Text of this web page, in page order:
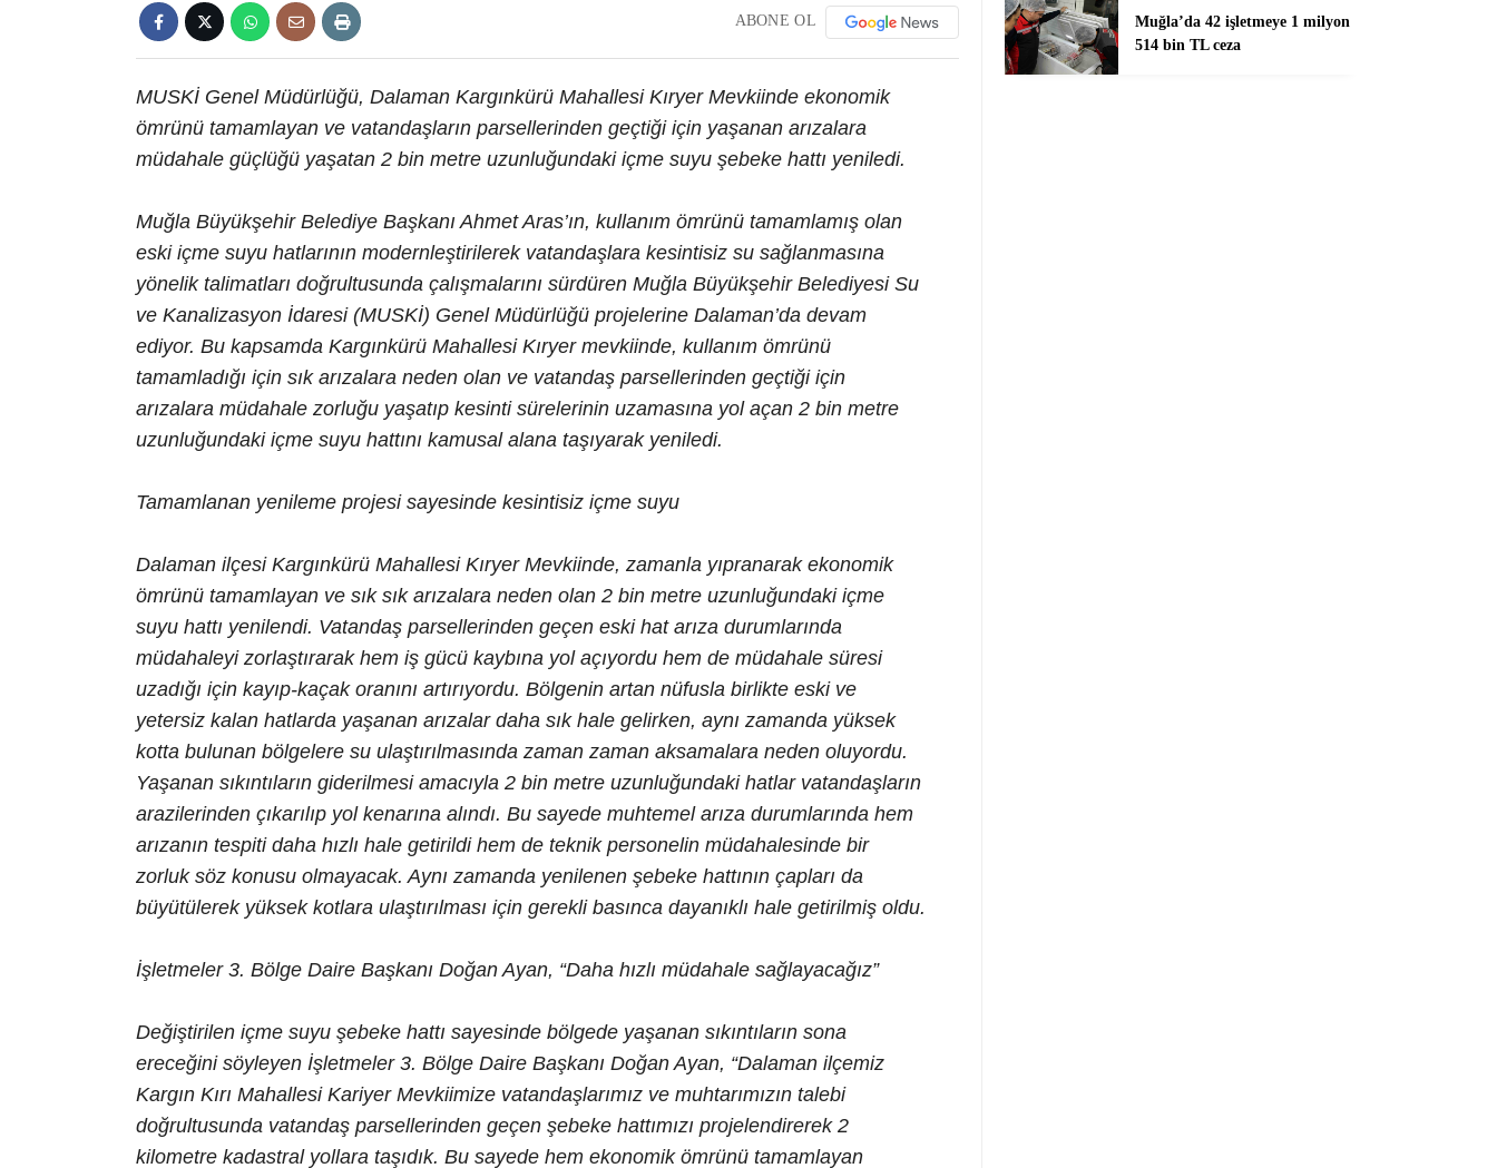
ABONE OL
MUSKİ Genel Müdürlüğü, Dalaman Kargınkürü Mahallesi Kıryer Mevkiinde ekonomik
ömrünü tamamlayan ve vatandaşların parsellerinden geçtiği için yaşanan arızalara
müdahale güçlüğü yaşatan 2 bin metre uzunluğundaki içme suyu şebeke hattı yeniledi.
Muğla Büyükşehir Belediye Başkanı Ahmet Aras’ın, kullanım ömrünü tamamlamış olan
eski içme suyu hatlarının modernleştirilerek vatandaşlara kesintisiz su sağlanmasına
yönelik talimatları doğrultusunda çalışmalarını sürdüren Muğla Büyükşehir Belediyesi Su
ve Kanalizasyon İdaresi (MUSKİ) Genel Müdürlüğü projelerine Dalaman’da devam
ediyor. Bu kapsamda Kargınkürü Mahallesi Kıryer mevkiinde, kullanım ömrünü
tamamladığı için sık arızalara neden olan ve vatandaş parsellerinden geçtiği için
arızalara müdahale zorluğu yaşatıp kesinti sürelerinin uzamasına yol açan 2 bin metre
uzunluğundaki içme suyu hattını kamusal alana taşıyarak yeniledi.
Tamamlanan yenileme projesi sayesinde kesintisiz içme suyu
Dalaman ilçesi Kargınkürü Mahallesi Kıryer Mevkiinde, zamanla yıpranarak ekonomik
ömrünü tamamlayan ve sık sık arızalara neden olan 2 bin metre uzunluğundaki içme
suyu hattı yenilendi. Vatandaş parsellerinden geçen eski hat arıza durumlarında
müdahaleyi zorlaştırarak hem iş gücü kaybına yol açıyordu hem de müdahale süresi
uzadığı için kayıp-kaçak oranını artırıyordu. Bölgenin artan nüfusla birlikte eski ve
yetersiz kalan hatlarda yaşanan arızalar daha sık hale gelirken, aynı zamanda yüksek
kotta bulunan bölgelere su ulaştırılmasında zaman zaman aksamalara neden oluyordu.
Yaşanan sıkıntıların giderilmesi amacıyla 2 bin metre uzunluğundaki hatlar vatandaşların
arazilerinden çıkarılıp yol kenarına alındı. Bu sayede muhtemel arıza durumlarında hem
arızanın tespiti daha hızlı hale getirildi hem de teknik personelin müdahalesinde bir
zorluk söz konusu olmayacak. Aynı zamanda yenilenen şebeke hattının çapları da
büyütülerek yüksek kotlara ulaştırılması için gerekli basınca dayanıklı hale getirilmiş oldu.
İşletmeler 3. Bölge Daire Başkanı Doğan Ayan, “Daha hızlı müdahale sağlayacağız”
Değiştirilen içme suyu şebeke hattı sayesinde bölgede yaşanan sıkıntıların sona
ereceğini söyleyen İşletmeler 3. Bölge Daire Başkanı Doğan Ayan, “Dalaman ilçemiz
Kargın Kırı Mahallesi Kariyer Mevkiimize vatandaşlarımız ve muhtarımızın talebi
doğrultusunda vatandaş parsellerinden geçen şebeke hattımızı projelendirerek 2
kilometre kadastral yollara taşıdık. Bu sayede hem ekonomik ömrünü tamamlayan
Muğla’da 42 işletmeye 1 milyon
514 bin TL ceza